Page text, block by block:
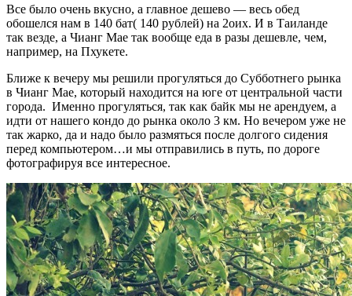
Все было очень вкусно, а главное дешево — весь обед
обошелся нам в 140 бат( 140 рублей) на 2оих. И в Таиланде
так везде, а Чианг Мае так вообще еда в разы дешевле, чем,
например, на Пхукете.
Ближе к вечеру мы решили прогуляться до Субботнего рынка
в Чианг Мае, который находится на юге от центральной части
города. Именно прогуляться, так как байк мы не арендуем, а
идти от нашего кондо до рынка около 3 км. Но вечером уже не
так жарко, да и надо было размяться после долгого сидения
перед компьютером…и мы отправились в путь, по дороге
фотографируя все интересное.